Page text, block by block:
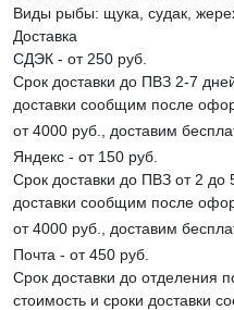
Виды рыбы: щука, судак,
Доставка
СДЭК - от 250 руб.
Срок доставки до ПВЗ 2-7
доставки сообщим после
от 4000 руб., доставим
Яндекс - от 150 руб.
Срок доставки до ПВЗ от 2 до
доставки сообщим после
от 4000 руб., доставим
Почта - от 450 руб.
Срок доставки до отделения
стоимость и сроки доставки